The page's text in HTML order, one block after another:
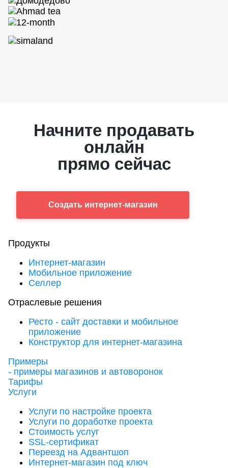
Начните продавать
онлайн
прямо сейчас
Создать интернет-магазин
Продукты
Интернет-магазин
Мобильное приложение
Селлер
Отраслевые решения
Ресто - сайт доставки и мобильное
приложение
Конструктор для интернет-магазина
Примеры
- примеры магазинов и автоворонок
Тарифы
Услуги
Услуги по настройке проекта
Услуги по доработке проекта
Стоимость услуг
SSL-сертификат
Переезд на Адвантшоп
Интернет-магазин под ключ